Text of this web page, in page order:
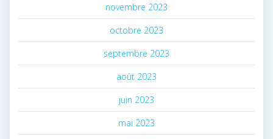
novembre 2023
octobre 2023
septembre 2023
août 2023
juin 2023
mai 2023